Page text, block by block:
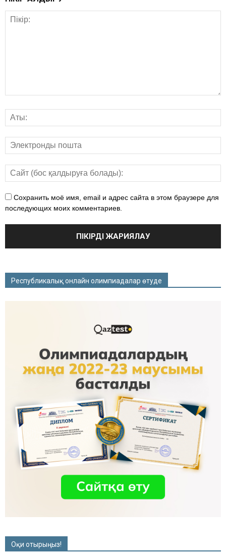
Сохранить моё имя, email и адрес сайта в этом браузере для
последующих моих комментариев.
Республикалық онлайн олимпиадалар өтуде
Оқи отырыңыз!